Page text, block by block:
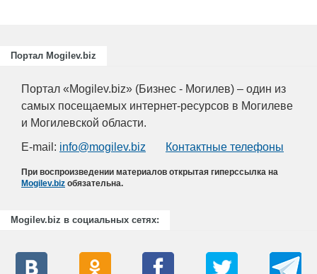
Портал Mogilev.biz
Портал «Mogilev.biz» (Бизнес - Могилев) – один из
самых посещаемых интернет-ресурсов в Могилеве
и Могилевской области.
E-mail: info@mogilev.biz Контактные телефоны
При воспроизведении материалов открытая гиперссылка на
Mogilev.biz обязательна.
Mogilev.biz в социальных сетях: